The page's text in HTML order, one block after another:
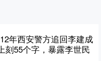
年西安警方追回李建成
刻55个字，暴露李世民